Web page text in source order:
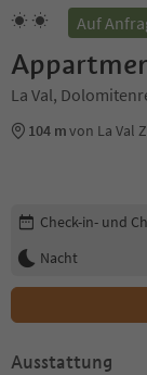
Auf
La Val,
104 mvon La Val
Buchungsdetails
Check-in- und
Nacht
Ausstattung